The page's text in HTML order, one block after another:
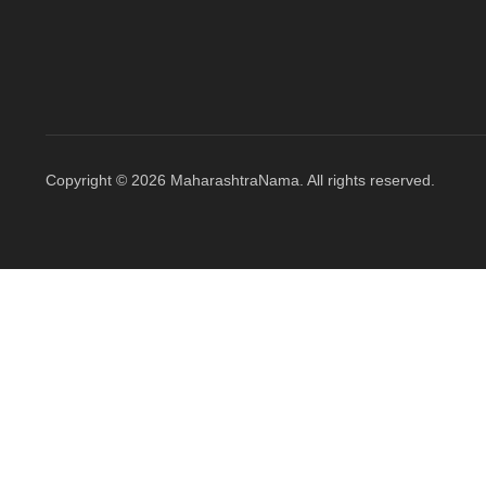
Copyright © 2026 MaharashtraNama. All rights reserved.